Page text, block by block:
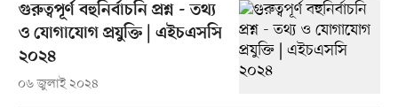
গুরুত্বপূর্ণ বহুনির্বাচনি প্রশ্ন - তথ্য
ও যোগাযোগ প্রযুক্তি | এইচএসসি
২০২৪
০৬ জুলাই ২০২৪